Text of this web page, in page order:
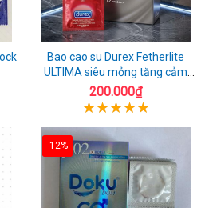
Bao cao su Durex Fetherlite
ULTIMA siêu mỏng tăng cảm
giác
200.000₫
-12%